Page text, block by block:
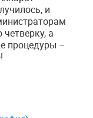
и
а
процедуры –